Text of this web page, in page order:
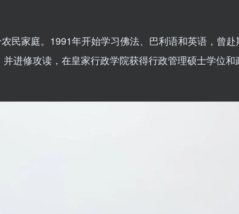
民家庭。1991年开始学习佛法、巴利语和英语，曾
进修攻读，在皇家行政学院获得行政管理硕士学位和